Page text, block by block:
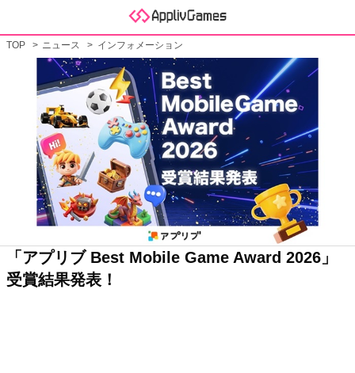
TOP ニュース インフォメーション
「アプリブ Best Mobile Game Award 2026」
受賞結果発表！